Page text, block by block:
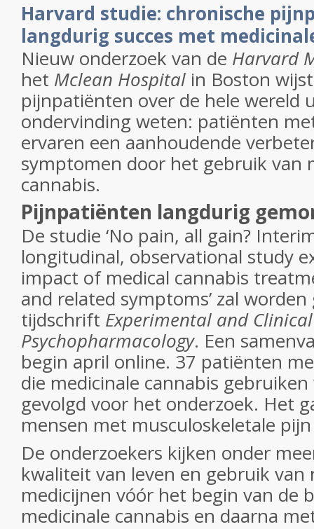
Harvard studie: chronische
langdurig succes met
Nieuw onderzoek van de Harvard
het Mclean Hospital in Boston
pijnpatiënten over de hele wereld
ondervinding weten: patiënten
ervaren een aanhoudende
symptomen door het gebruik van
cannabis.
Pijnpatiënten langdurig
De studie ‘No pain, all gain?
longitudinal, observational study
impact of medical cannabis
and related symptoms’ zal
tijdschrift Experimental and Clinical
Psychopharmacology. Een
begin april online. 37 patiënten
die medicinale cannabis
gevolgd voor het onderzoek. Het
mensen met musculoskeletale
De onderzoekers kijken onder
kwaliteit van leven en gebruik van
medicijnen vóór het begin van de
medicinale cannabis en daarna